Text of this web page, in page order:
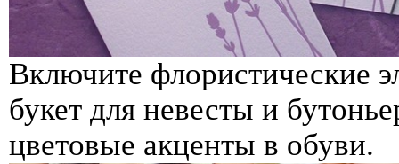
Включите флористические
букет для невесты и
цветовые акценты в обуви.